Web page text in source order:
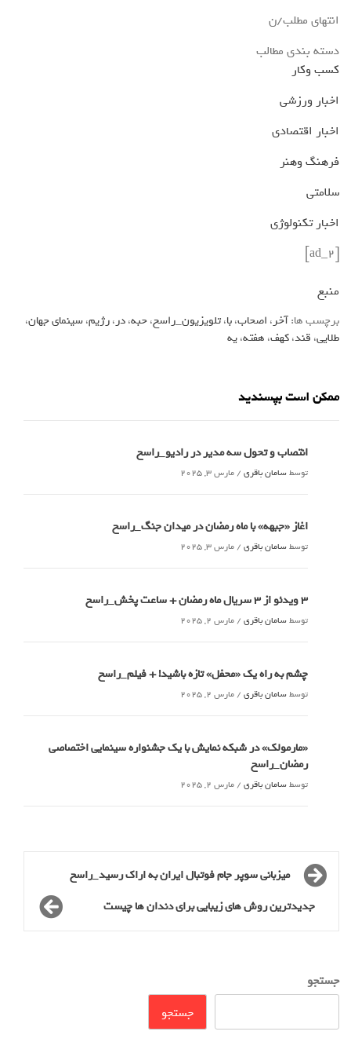
انتهای مطلب/ن
دسته بندی مطالب
کسب وکار
اخبار ورزشی
اخبار اقتصادی
فرهنگ وهنر
سلامتی
اخبار تکنولوژی
[ad_2]
منبع
برچسب ها:آخر، اصحاب،با،تلویزیون_راسخ،حبه،در،رژیم،سینمای جهان،
طلایی، قند،کهف، هفته،یه
ممکن است بپسندید
انتصاب و تحول سه مدیر در رادیو_راسخ
توسطسامان باقری / مارس 3, 2025
اغاز «جبهه» با ماه رمضان در میدان جنگ_راسخ
توسطسامان باقری / مارس 3, 2025
3 ویدئو از 3 سریال ماه رمضان + ساعت پخش_راسخ
توسطسامان باقری / مارس 2, 2025
چشم به راه یک «محفل» تازه باشید! + فیلم_راسخ
توسطسامان باقری / مارس 2, 2025
«مارمولک» در شبکه نمایش با یک جشنواره سینمایی اختصاصی
رمضان_راسخ
توسطسامان باقری / مارس 2, 2025
میزبانی سوپر جام فوتبال ایران به اراک رسید_راسخ
جدیدترین روش های زیبایی برای دندان ها چیست
جستجو
جستجو